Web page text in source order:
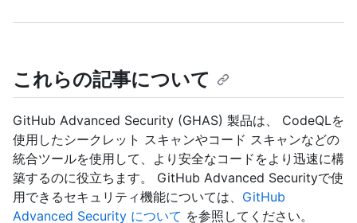
これらの記事について
GitHub Advanced Security (GHAS) 製品は、 CodeQLを
使用したシークレット スキャンやコード スキャンなどの
統合ツールを使用して、より安全なコードをより迅速に構
築するのに役立ちます。 GitHub Advanced Securityで使
用できるセキュリティ機能については、 GitHub
Advanced Security について を参照してください。